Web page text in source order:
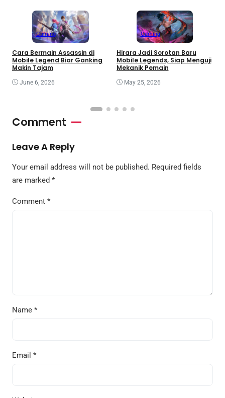
Gaming
Cara Bermain Assassin di
Mobile Legend Biar Ganking
Makin Tajam
June 6, 2026
Gaming
Hirara Jadi Sorotan Baru
Mobile Legends, Siap Menguji
Mekanik Pemain
May 25, 2026
Comment
Leave A Reply
Your email address will not be published. Required fields
are marked *
Comment *
Name *
Email *